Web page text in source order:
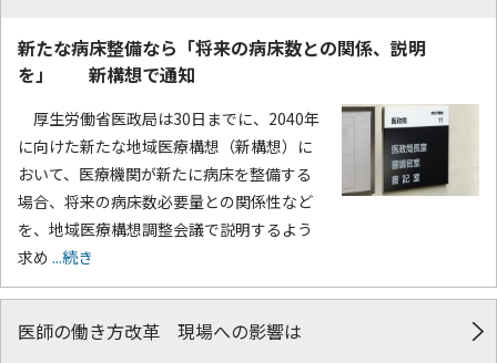
新たな病床整備なら「将来の病床数との関係、説明
を」 新構想で通知
厚生労働省医政局は30日までに、2040年
に向けた新たな地域医療構想（新構想）に
おいて、医療機関が新たに病床を整備する
場合、将来の病床数必要量との関係性など
を、地域医療構想調整会議で説明するよう
求め ...続き
医師の働き方改革 現場への影響は